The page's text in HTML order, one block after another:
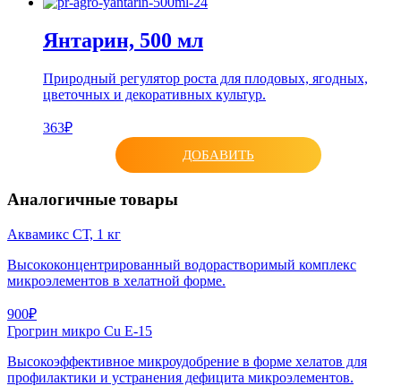
Янтарин, 500 мл
Природный регулятор роста для плодовых, ягодных,
цветочных и декоративных культур.
363₽
ДОБАВИТЬ
Аналогичные товары
Аквамикс СТ, 1 кг
Высококонцентрированный водорастворимый комплекс
микроэлементов в хелатной форме.
900₽
Грогрин микро Cu E-15
Высокоэффективное микроудобрение в форме хелатов для
профилактики и устранения дефицита микроэлементов.